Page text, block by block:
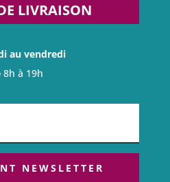
LIVRAISON
au vendredi
8h à 19h
NEWSLETTER